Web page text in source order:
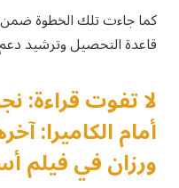
كما جاءت تلك الخطوة
قاعدة التحصيل وترشيد
لا تفوت قراءة:
أمام الكاميرا:
ورزان في فيلم